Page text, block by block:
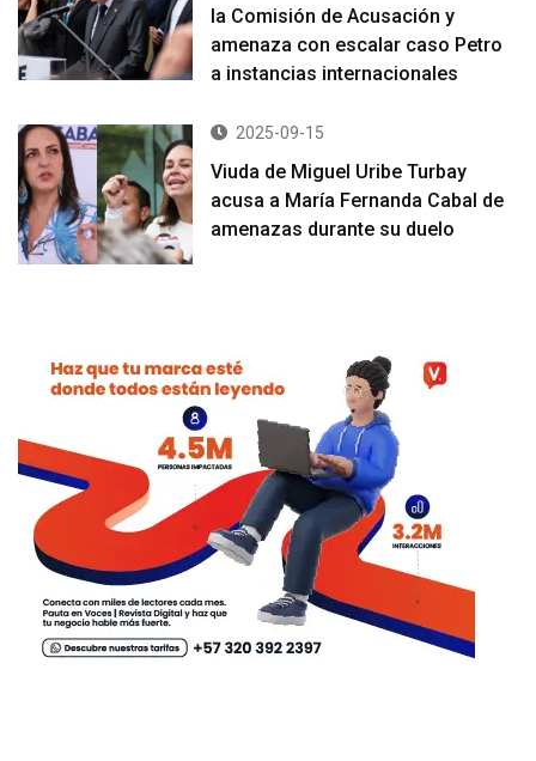
la Comisión de Acusación y
amenaza con escalar caso Petro
a instancias internacionales
2025-09-15
Viuda de Miguel Uribe Turbay
acusa a María Fernanda Cabal de
amenazas durante su duelo